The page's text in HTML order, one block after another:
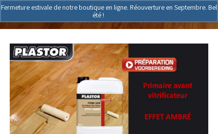
Fermeture estivale de notre boutique en ligne. Réouverture en Septembre. Bel
été !